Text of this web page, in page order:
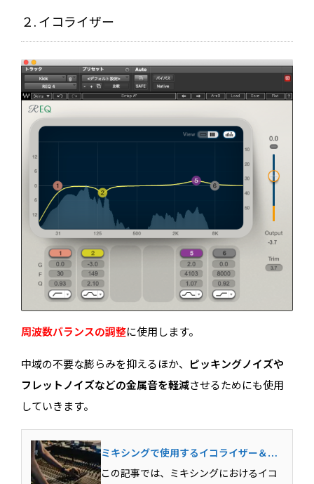
２. イコライザー
周波数バランスの調整に使用します。
中域の不要な膨らみを抑えるほか、 ピッキングノイズや
フレットノイズなどの金属音を軽減させるためにも使用
していきます。
ミキシングで使用するイコライザー＆コ
ンプレッサーの基本テクニック
この記事では、ミキシングにおけるイコ